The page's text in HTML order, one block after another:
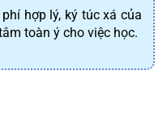
hợp lý, ký túc xá của
toàn ý cho việc học.